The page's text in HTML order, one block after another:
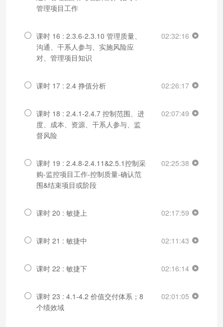
管理项目工作
课时 16 : 2.3.6-2.3.10 管理质量、
沟通、干系人参与、实施风险应
对、管理项目知识
02:32:16
课时 17 : 2.4 挣值分析 02:26:17
课时 18 : 2.4.1-2.4.7 控制范围、进
度、成本、资源、干系人参与、监
督风险
02:07:49
课时 19 : 2.4.8-2.4.11&2.5.1控制采
购-监控项目工作-控制质量-确认范
围&结束项目或阶段
02:25:38
课时 20 : 敏捷上 02:17:59
课时 21 : 敏捷中 02:11:43
课时 22 : 敏捷下 02:16:14
课时 23 : 4.1-4.2 价值交付体系；8
个绩效域
02:01:05